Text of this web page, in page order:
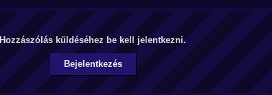
Hozzászólás küldéséhez be kell jelentkezni.
Bejelentkezés